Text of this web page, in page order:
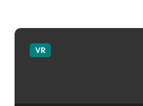
VR